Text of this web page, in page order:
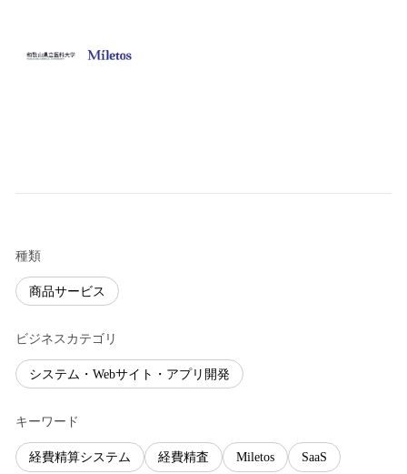
種類
商品サービス
ビジネスカテゴリ
システム・Webサイト・アプリ開発
キーワード
経費精算システム 経費精査 Miletos SaaS